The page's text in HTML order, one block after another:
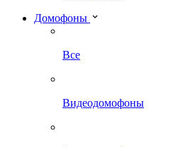
Домофоны
Все
Видеодомофоны